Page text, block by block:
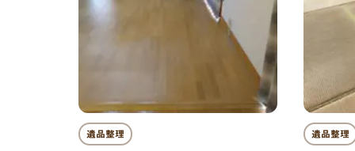
遺品整理 遺品整理